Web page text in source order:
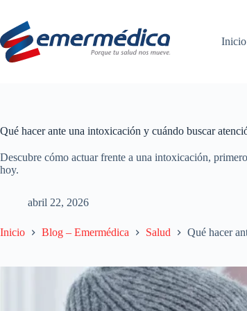
contenido
Inicio
Qué hacer ante una intoxicación y cuándo buscar
Descubre cómo actuar frente a una intoxicación,
hoy.
abril 22, 2026
Inicio Blog – Emermédica Salud Qué hacer